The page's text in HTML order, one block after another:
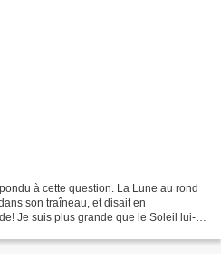
à cette question. La Lune au rond
son traîneau, et disait en
Je suis plus grande que le Soleil lui-